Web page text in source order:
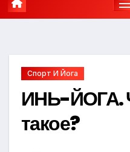
Спорт И Йога
ИНЬ-ЙОГА.
такое?